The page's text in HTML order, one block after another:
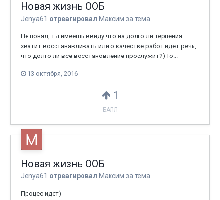
Новая жизнь ООБ
Jenya61 отреагировал Максим за тема
Не понял, ты имеешь ввиду что на долго ли терпения
хватит восстанавливать или о качестве работ идет речь,
что долго ли все восстановление прослужит?) То...
13 октября, 2016
1
БАЛЛ
Новая жизнь ООБ
Jenya61 отреагировал Максим за тема
Процес идет)